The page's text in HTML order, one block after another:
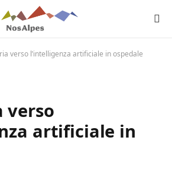
verso l’intelligenza artificiale in ospedale
verso
artificiale in